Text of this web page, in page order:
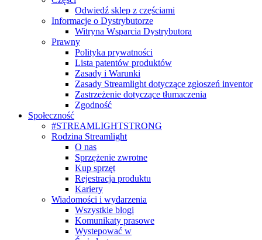
Odwiedź sklep z częściami
Informacje o Dystrybutorze
Witryna Wsparcia Dystrybutora
Prawny
Polityka prywatności
Lista patentów produktów
Zasady i Warunki
Zasady Streamlight dotyczące zgłoszeń inventor
Zastrzeżenie dotyczące tłumaczenia
Zgodność
Społeczność
#STREAMLIGHTSTRONG
Rodzina Streamlight
O nas
Sprzężenie zwrotne
Kup sprzęt
Rejestracja produktu
Kariery
Wiadomości i wydarzenia
Wszystkie blogi
Komunikaty prasowe
Wystepować w